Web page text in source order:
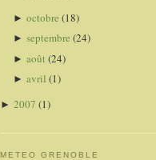
► octobre (18)
► septembre (24)
► août (24)
► avril (1)
► 2007 (1)
METEO GRENOBLE